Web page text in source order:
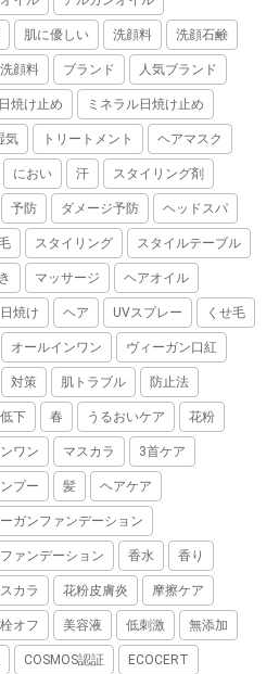
肌に優しい 洗顔料 洗顔石鹸
顔料 ブランド 人気ブランド
焼け止め ミネラル日焼け止め
気 トリートメント ヘアマスク
におい 汗 スタイリング剤
予防 ダメージ予防 ヘッドスパ
スタイリング スタイルテーブル
マッサージ ヘアオイル
日焼け ヘア UVスプレー くせ毛
オールインワン ヴィーガン口紅
対策 肌トラブル 防止法
下 春 うるおいケア 花粉
ワン マスカラ 3首ケア
プー 髪 ヘアケア
ガンファンデーション
ァンデーション 香水 香り
カラ 花粉皮膚炎 摩擦ケア
オフ 美容液 低刺激 無添加
COSMOS認証 ECOCERT